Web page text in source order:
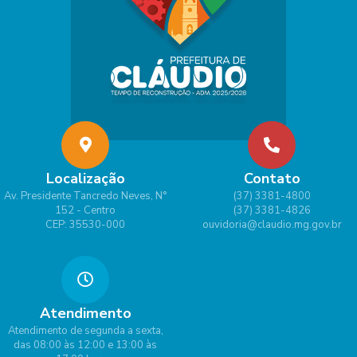
Localização
Av. Presidente Tancredo Neves, N°
152 - Centro
CEP: 35530-000
Contato
(37) 3381-4800
(37) 3381-4826
ouvidoria@claudio.mg.gov.br
Atendimento
Atendimento de segunda a sexta,
das 08:00 às 12:00 e 13:00 às